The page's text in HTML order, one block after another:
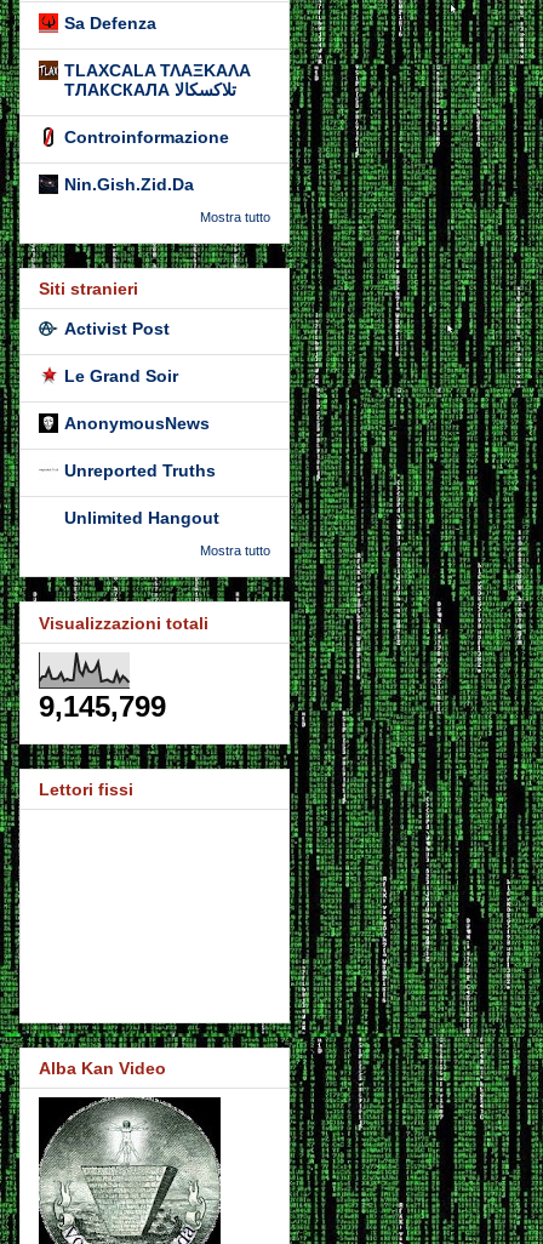
Sa Defenza
TLAXCALA ΤΛΑΞΚΑΛΑ
ТЛАКСКАЛА تلاكسكالا
Controinformazione
Nin.Gish.Zid.Da
Mostra tutto
Siti stranieri
Activist Post
Le Grand Soir
AnonymousNews
Unreported Truths
Unlimited Hangout
Mostra tutto
Visualizzazioni totali
9,145,799
Lettori fissi
Alba Kan Video